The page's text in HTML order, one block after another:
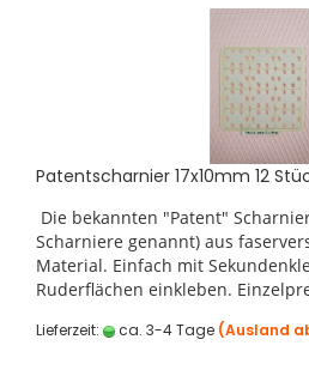
Patentscharnier 17x10mm 12
Die bekannten "Patent"
Scharniere genannt) aus
Material. Einfach mit
Ruderflächen einkleben.
Lieferzeit: ca. 3-4 Tage (Ausland